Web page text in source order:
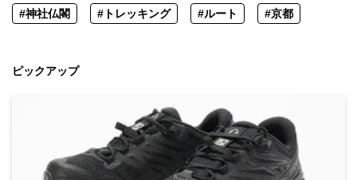
#神社仏閣 #トレッキング #ルート #京都
ピックアップ